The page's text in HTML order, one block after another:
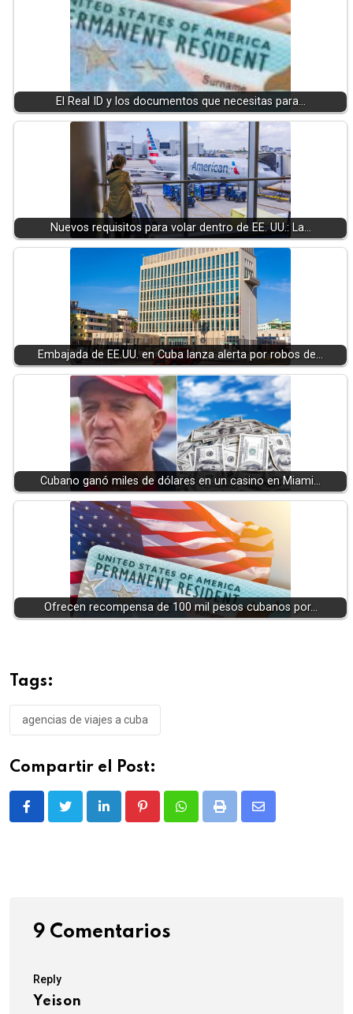
El Real ID y los documentos que necesitas para…
Nuevos requisitos para volar dentro de EE. UU.: La…
Embajada de EE.UU. en Cuba lanza alerta por robos de…
Cubano ganó miles de dólares en un casino en Miami…
Ofrecen recompensa de 100 mil pesos cubanos por…
Tags:
agencias de viajes a cuba
Compartir el Post:
LinkedIn PinterestWhatsappPrint
Share
9 Comentarios
Reply
Yeison